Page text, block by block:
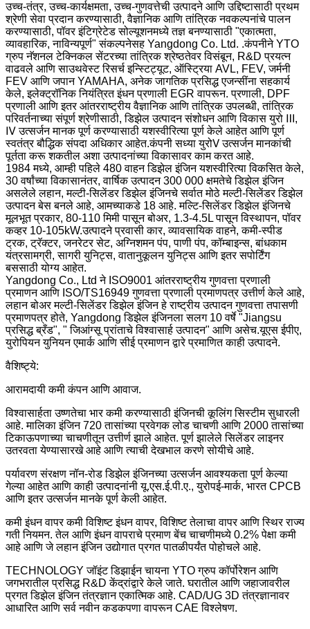
उच्च-तंत्र, उच्च-कार्यक्षमता, उच्च-गुणवत्तेची उत्पादने आणि उद्दिष्टासाठी प्रथम
श्रेणी सेवा प्रदान करण्यासाठी, वैज्ञानिक आणि तांत्रिक नवकल्पनांचे पालन
करण्यासाठी, पॉवर इंटिग्रेटेड सोल्यूशनमध्ये तज्ञ बनण्यासाठी "एकात्मता,
व्यावहारिक, नाविन्यपूर्ण" संकल्पनेसह Yangdong Co. Ltd. .कंपनीने YTO
ग्रुप नॅशनल टेक्निकल सेंटरच्या तांत्रिक श्रेष्ठतेवर विसंबून, R&D प्रयत्न
वाढवले ​​आणि साउथवेस्ट रिसर्च इन्स्टिट्यूट, ऑस्ट्रिया AVL, FEV, जर्मनी
FEV आणि जपान YAMAHA, अनेक जागतिक प्रसिद्ध एजन्सींना सहकार्य
केले, इलेक्ट्रॉनिक नियंत्रित इंधन प्रणाली EGR वापरून. प्रणाली, DPF
प्रणाली आणि इतर आंतरराष्ट्रीय वैज्ञानिक आणि तांत्रिक उपलब्धी, तांत्रिक
परिवर्तनाच्या संपूर्ण श्रेणीसाठी, डिझेल उत्पादन संशोधन आणि विकास युरो Ⅲ,
Ⅳ उत्सर्जन मानक पूर्ण करण्यासाठी यशस्वीरित्या पूर्ण केले आहेत आणि पूर्ण
स्वतंत्र बौद्धिक संपदा अधिकार आहेत.कंपनी सध्या युरोⅤ उत्सर्जन मानकांची
पूर्तता करू शकतील अशा उत्पादनांच्या विकासावर काम करत आहे.
1984 मध्ये, आम्ही पहिले 480 वाहन डिझेल इंजिन यशस्वीरित्या विकसित केले,
30 वर्षांच्या विकासानंतर, वार्षिक उत्पादन 300 000 क्षमतेचे डिझेल इंजिन
असलेले लहान, मल्टी-सिलेंडर डिझेल इंजिनचे सर्वात मोठे मल्टी-सिलेंडर डिझेल
उत्पादन बेस बनले आहे, आमच्याकडे 18 आहे. मल्टि-सिलेंडर डिझेल इंजिनचे
मूलभूत प्रकार, 80-110 मिमी पासून बोअर, 1.3-4.5L पासून विस्थापन, पॉवर
कव्हर 10-105kW.उत्पादने प्रवासी कार, व्यावसायिक वाहने, कमी-स्पीड
ट्रक, ट्रॅक्टर, जनरेटर सेट, अग्निशमन पंप, पाणी पंप, कॉम्बाइन्स, बांधकाम
यंत्रसामग्री, सागरी युनिट्स, वातानुकूलन युनिट्स आणि इतर सपोर्टिंग
बससाठी योग्य आहेत.
Yangdong Co., Ltd ने ISO9001 आंतरराष्ट्रीय गुणवत्ता प्रणाली
प्रमाणन आणि ISO/TS16949 गुणवत्ता प्रणाली प्रमाणपत्र उत्तीर्ण केले आहे,
लहान बोअर मल्टी-सिलेंडर डिझेल इंजिन हे राष्ट्रीय उत्पादन गुणवत्ता तपासणी
प्रमाणपत्र होते, Yangdong डिझेल इंजिनला सलग 10 वर्षे "Jiangsu
प्रसिद्ध ब्रँड", " जिआंग्सू प्रांताचे विश्वासार्ह उत्पादन" आणि असेच.यूएस ईपीए,
युरोपियन युनियन एमार्क आणि सीई प्रमाणन द्वारे प्रमाणित काही उत्पादने.
वैशिष्ट्ये:
आरामदायी कमी कंपन आणि आवाज.
विश्वासार्हता उष्णतेचा भार कमी करण्यासाठी इंजिनची कूलिंग सिस्टीम सुधारली
आहे. मालिका इंजिन 720 तासांच्या प्रवेगक लोड चाचणी आणि 2000 तासांच्या
टिकाऊपणाच्या चाचणीतून उत्तीर्ण झाले आहेत. पूर्ण झालेले सिलेंडर लाइनर
उतरवता येण्यासारखे आहे आणि त्याची देखभाल करणे सोयीचे आहे.
पर्यावरण संरक्षण नॉन-रोड डिझेल इंजिनच्या उत्सर्जन आवश्यकता पूर्ण केल्या
गेल्या आहेत आणि काही उत्पादनांनी यू.एस.ई.पी.ए., युरोपई-मार्क, भारत CPCB
आणि इतर उत्सर्जन मानके पूर्ण केली आहेत.
कमी इंधन वापर कमी विशिष्ट इंधन वापर, विशिष्ट तेलाचा वापर आणि स्थिर राज्य
गती नियमन. तेल आणि इंधन वापराचे प्रमाण बेंच चाचणीमध्ये 0.2% पेक्षा कमी
आहे आणि जे लहान इंजिन उद्योगात प्रगत पातळीपर्यंत पोहोचले आहे.
TECHNOLOGY जॉइंट डिझाईन चायना YTO ग्रुप कॉर्पोरेशन आणि
जगभरातील प्रसिद्ध R&D केंद्रांद्वारे केले जाते. घरातील आणि जहाजावरील
प्रगत डिझेल इंजिन तंत्रज्ञान एकात्मिक आहे. CAD/UG 3D तंत्रज्ञानावर
आधारित आणि सर्व नवीन कडकपणा वापरून CAE विश्लेषण.